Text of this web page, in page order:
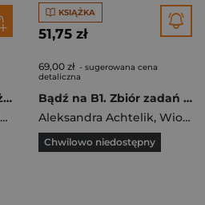
Czytam po polsku. Krzyżówki
KSIĄŻKA
51,75 zł
69,00 zł - sugerowana cena
detaliczna
Bądź na B1. Zbiór zadań z języka polskiego oraz przykładowe testy certyfikatowe dla poziomu B1
Aleksandra Achtelik, Wioletta Hajduk-Gawron
Chwilowo niedostępny